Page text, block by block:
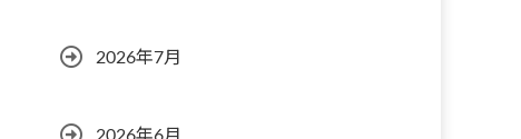
2026年7月